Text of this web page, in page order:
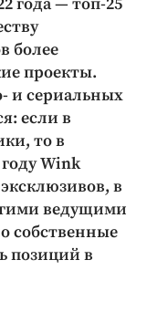
года — топ-25
более
проекты.
и сериальных
если в
то в
Wink
в
ведущими
собственные
позиций в